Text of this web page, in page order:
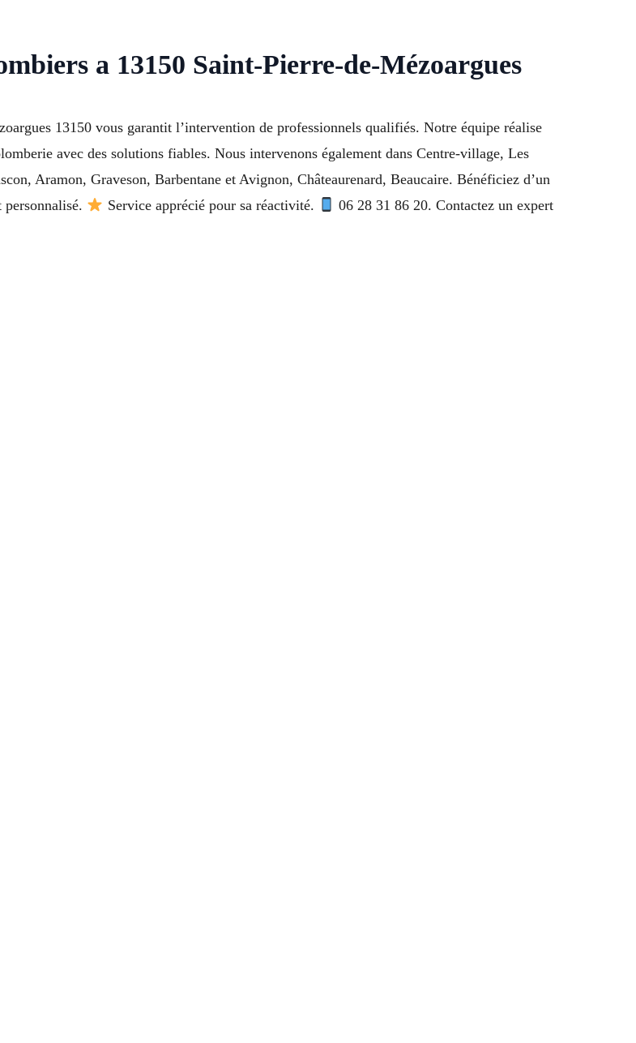
a 13150 Saint-Pierre-de-Mézoargues
13150 vous garantit l’intervention de professionnels qualifiés. Notre équipe réalise
avec des solutions fiables. Nous intervenons également dans Centre-village, Les
Aramon, Graveson, Barbentane et Avignon, Châteaurenard, Beaucaire. Bénéficiez d’un
personnalisé.
Service apprécié pour sa réactivité.
06 28 31 86 20. Contactez un expert